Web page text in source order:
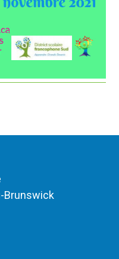
Brunswick